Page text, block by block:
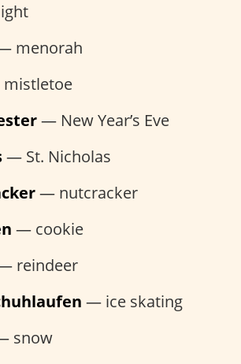
menorah
— New Year’s Eve
— St. Nicholas
— nutcracker
— cookie
reindeer
— ice skating
snow